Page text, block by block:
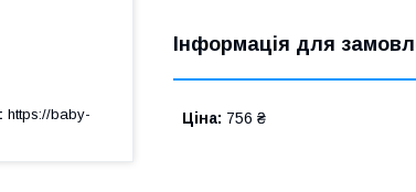
Інформація для
Ціна: 756 ₴
https://baby-